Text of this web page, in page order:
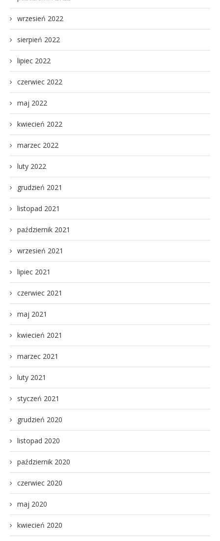
wrzesień 2022
sierpień 2022
lipiec 2022
czerwiec 2022
maj 2022
kwiecień 2022
marzec 2022
luty 2022
grudzień 2021
listopad 2021
październik 2021
wrzesień 2021
lipiec 2021
czerwiec 2021
maj 2021
kwiecień 2021
marzec 2021
luty 2021
styczeń 2021
grudzień 2020
listopad 2020
październik 2020
czerwiec 2020
maj 2020
kwiecień 2020